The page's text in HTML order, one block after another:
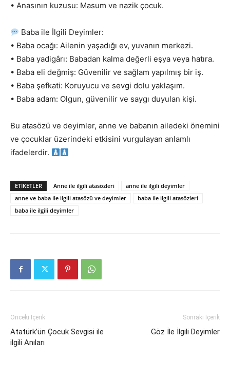
• Anasının kuzusu: Masum ve nazik çocuk.
Baba ile İlgili Deyimler:
• Baba ocağı: Ailenin yaşadığı ev, yuvanın merkezi.
• Baba yadigârı: Babadan kalma değerli eşya veya hatıra.
• Baba eli değmiş: Güvenilir ve sağlam yapılmış bir iş.
• Baba şefkati: Koruyucu ve sevgi dolu yaklaşım.
• Baba adam: Olgun, güvenilir ve saygı duyulan kişi.
Bu atasözü ve deyimler, anne ve babanın ailedeki önemini
ve çocuklar üzerindeki etkisini vurgulayan anlamlı
ifadelerdir.
ETİKETLER Anne ile ilgili atasözleri
anne ile ilgili deyimler
anne ve baba ile ilgili atasözü ve deyimler
baba ile ilgili atasözleri
baba ile ilgili deyimler
Önceki İçerik
Atatürk’ün Çocuk Sevgisi ile
ilgili Anıları
Sonraki İçerik
Göz İle İlgili Deyimler